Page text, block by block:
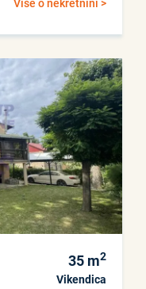
Više o nekretnini >
35 m2
Vikendica